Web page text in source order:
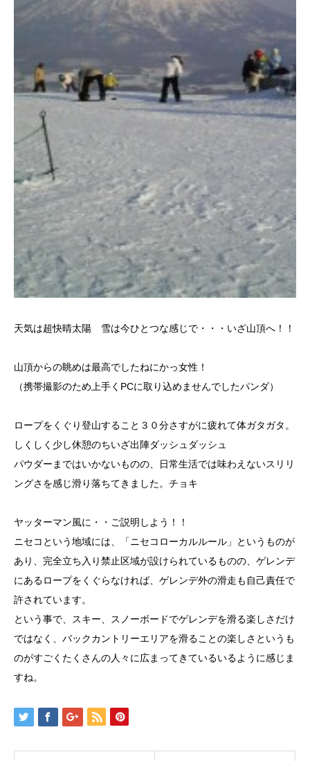
天気は超快晴太陽 雪は今ひとつな感じで・・・いざ山頂へ！！
山頂からの眺めは最高でしたねにかっ女性！
（携帯撮影のため上手くPCに取り込めませんでしたパンダ）
ロープをくぐり登山すること３０分さすがに疲れて体ガタガタ。
しくしく少し休憩のちいざ出陣ダッシュダッシュ
パウダーまではいかないものの、日常生活では味わえないスリリ
ングさを感じ滑り落ちてきました。チョキ
ヤッターマン風に・・ご説明しよう！！
ニセコという地域には、「ニセコローカルルール」というものが
あり、完全立ち入り禁止区域が設けられているものの、ゲレンデ
にあるロープをくぐらなければ、ゲレンデ外の滑走も自己責任で
許されています。
という事で、スキー、スノーボードでゲレンデを滑る楽しさだけ
ではなく、バックカントリーエリアを滑ることの楽しさというも
のがすごくたくさんの人々に広まってきているいるように感じま
すね。